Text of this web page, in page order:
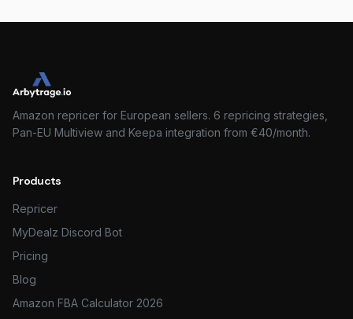
Amazon repricer for European sellers. 6 repricing strategies,
Pan-EU Multiview and Keepa integration from €40/month.
Products
Repricer
MyDealz Discord Bot
Pricing
Blog
Amazon FBA Calculator 2026